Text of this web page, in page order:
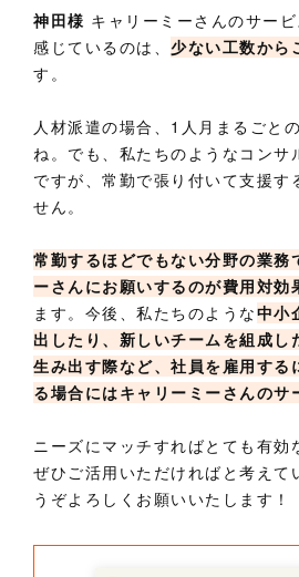
神田様 キャリーミーさんのサー
感じているのは、少ない工数から
す。
人材派遣の場合、1人月まるごと
ね。でも、私たちのようなコンサ
ですが、常勤で張り付いて支援す
せん。
常勤するほどでもない分野の業務
ーさんにお願いするのが費用対効
ます。今後、私たちのような中小
出したり、新しいチームを組成し
生み出す際など、社員を雇用する
る場合にはキャリーミーさんのサ
ニーズにマッチすればとても有効
ぜひご活用いただければと考えて
うぞよろしくお願いいたします！